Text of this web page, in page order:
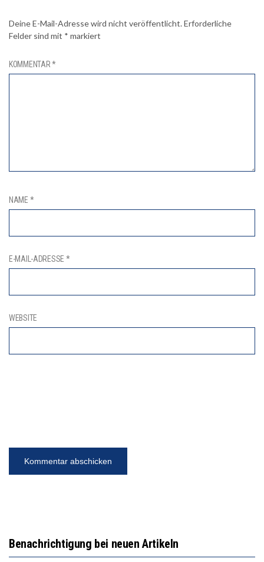
Deine E-Mail-Adresse wird nicht veröffentlicht.Erforderliche
Felder sind mit * markiert
KOMMENTAR*
NAME *
E-MAIL-ADRESSE *
WEBSITE
Benachrichtigung bei neuen Artikeln